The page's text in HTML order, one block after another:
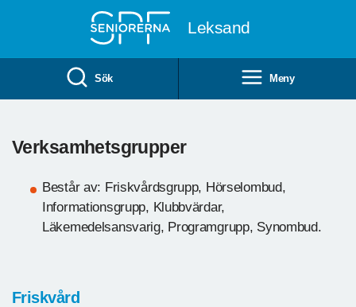
Leksand
Sök Meny
Verksamhetsgrupper
Består av: Friskvårdsgrupp, Hörselombud,
Informationsgrupp, Klubbvärdar,
Läkemedelsansvarig, Programgrupp, Synombud.
Friskvård